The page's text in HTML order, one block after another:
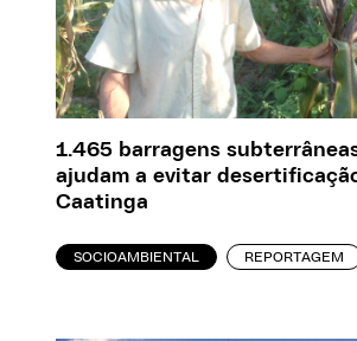
1.465 barragens
ajudam a evitar
Caatinga
SOCIOAMBIENTAL REPORTAGEM